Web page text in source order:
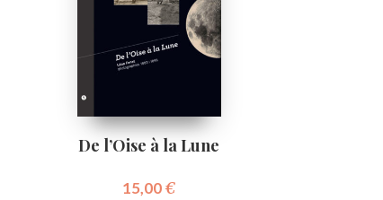
De l’Oise à la Lune
15,00€